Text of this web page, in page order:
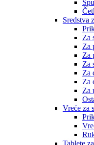
Sredstva
Za
Za
Za
Za
Za
Za
Za
Vreće za
Tablete